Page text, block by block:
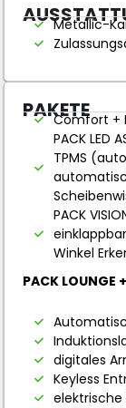
Metallic-
PAKETE
Comfort +
PACK LED
TPMS
PACK
Winkel
PACK LOUNGE +
digitales
Keyless